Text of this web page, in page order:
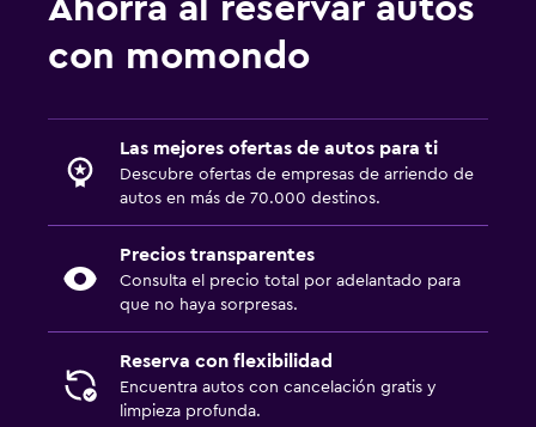
Ahorra al reservar autos
con momondo
Las mejores ofertas de autos para ti
Descubre ofertas de empresas de arriendo de
autos en más de 70.000 destinos.
Precios transparentes
Consulta el precio total por adelantado para
que no haya sorpresas.
Reserva con flexibilidad
Encuentra autos con cancelación gratis y
limpieza profunda.